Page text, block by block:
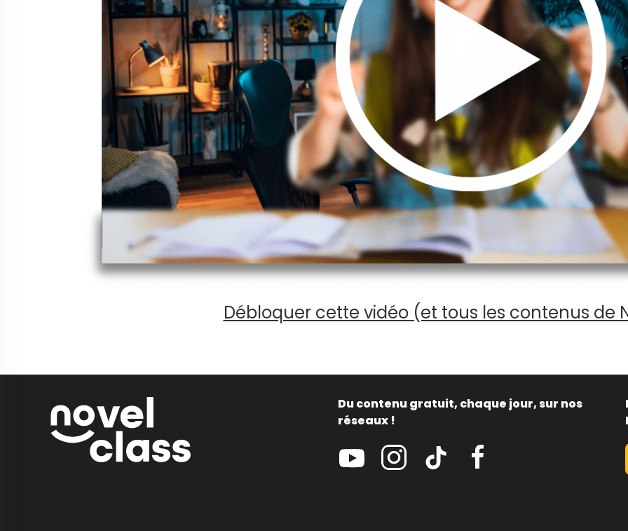
Débloquer cette vidéo (et tous les contenus de
Du contenu gratuit, chaque jour, sur nos
réseaux !